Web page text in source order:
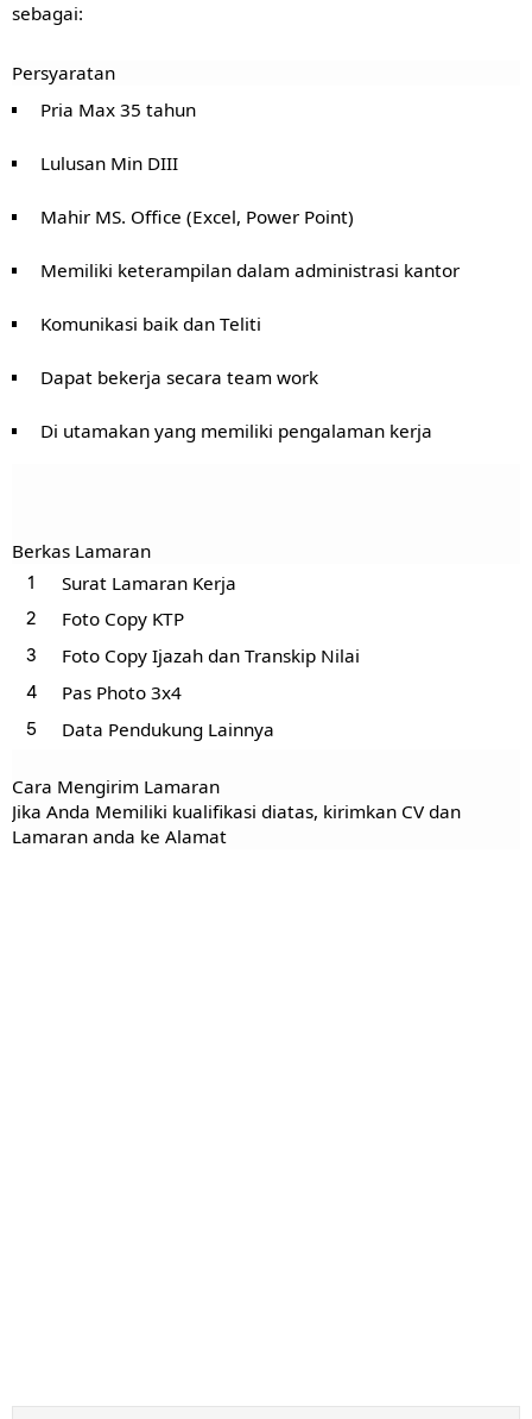
sebagai:
Persyaratan
Pria Max 35 tahun
Lulusan Min DIII
Mahir MS. Office (Excel, Power Point)
Memiliki keterampilan dalam administrasi kantor
Komunikasi baik dan Teliti
Dapat bekerja secara team work
Di utamakan yang memiliki pengalaman kerja
Berkas Lamaran
Surat Lamaran Kerja
Foto Copy KTP
Foto Copy Ijazah dan Transkip Nilai
Pas Photo 3x4
Data Pendukung Lainnya
Cara Mengirim Lamaran
Jika Anda Memiliki kualifikasi diatas, kirimkan CV dan
Lamaran anda ke Alamat